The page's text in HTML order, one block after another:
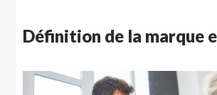
Définition de la marque